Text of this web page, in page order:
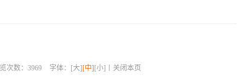
次数： 3969 字体： [大] [中] [小] 关闭本页